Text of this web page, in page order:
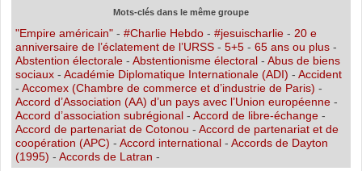
Mots-clés dans le même groupe
"Empire américain"- #Charlie Hebdo- #jesuischarlie- 20 e
anniversaire de l’éclatement de l’URSS- 5+5- 65 ans ou plus-
Abstention électorale- Abstentionisme électoral- Abus de biens
sociaux- Académie Diplomatique Internationale (ADI) - Accident
- Accomex (Chambre de commerce et d’industrie de Paris) -
Accord d’Association (AA) d’un pays avec l’Union européenne-
Accord d’association subrégional- Accord de libre-échange-
Accord de partenariat de Cotonou - Accord de partenariat et de
coopération (APC) - Accord international- Accords de Dayton
(1995) - Accords de Latran -